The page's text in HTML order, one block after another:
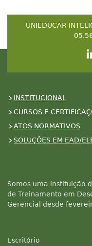
UNIEDUCAR
INSTITUCIONAL
CURSOS E
ATOS NORMATIVOS
SOLUÇÕES EM EAD/
Somos uma instituição
de Treinamento em
Gerencial desde
Escritório